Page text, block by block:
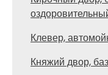
Клевер,
Княжий двор,